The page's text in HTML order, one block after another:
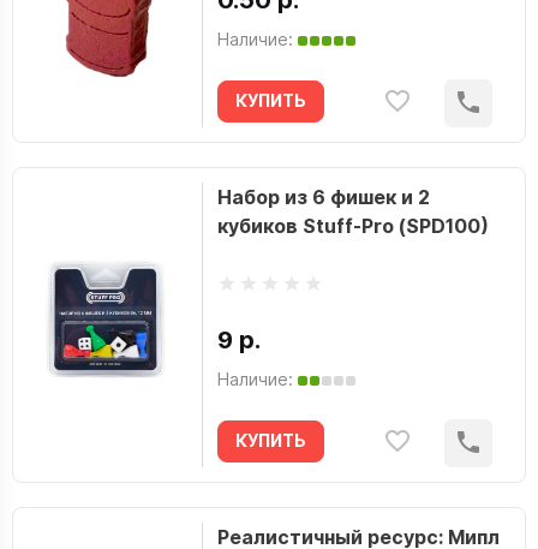
Наличие:
КУПИТЬ
Набор из 6 фишек и 2
кубиков Stuff-Pro (SPD100)
9 р.
Наличие:
КУПИТЬ
Реалистичный ресурс: Мипл